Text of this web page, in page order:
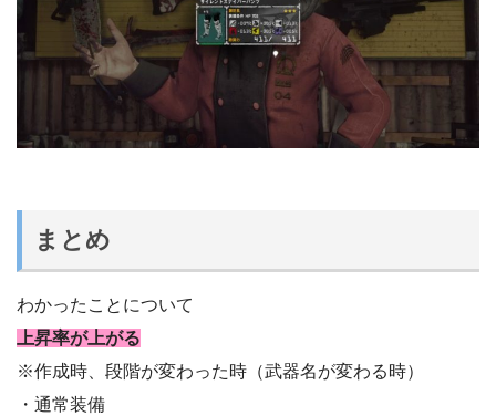
まとめ
わかったことについて
上昇率が上がる
※作成時、段階が変わった時（武器名が変わる時）
・通常装備